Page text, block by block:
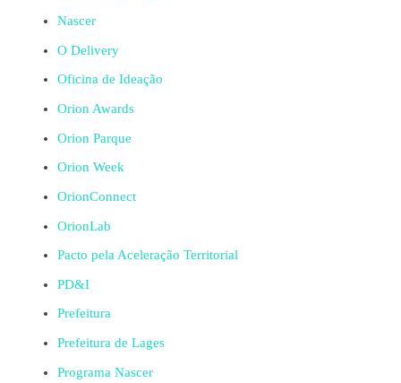
Nascer
O Delivery
Oficina de Ideação
Orion Awards
Orion Parque
Orion Week
OrionConnect
OrionLab
Pacto pela Aceleração Territorial
PD&I
Prefeitura
Prefeitura de Lages
Programa Nascer